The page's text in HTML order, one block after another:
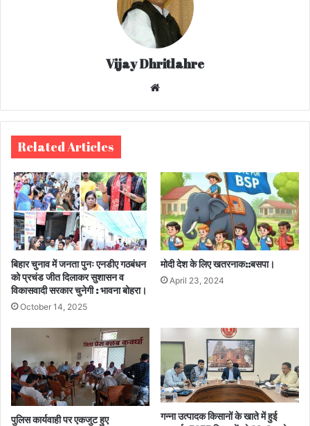
Vijay Dhritlahre
te
Related Articles
बिहार चुनाव में जनता पुनः एनडीए गठबंधन
को प्रचंड जीत दिलाकर सुशासन व
विकासवादी सरकार चुनेगी : भावना बोहरा।
October 14, 2025
मोदी देश के लिए खतरनाक::बसपा।
April 23, 2024
पुलिस कार्यवाही पर एकजुट हुए
गन्ना उत्पादक किसानों के खाते में हुई